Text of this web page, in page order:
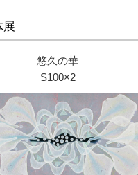
悠久の華
S100×2